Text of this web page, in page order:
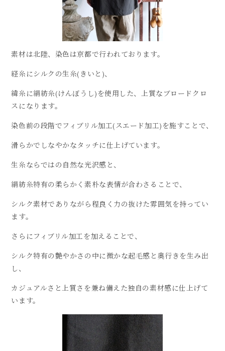
素材は北陸、染色は京都で行われております。
経糸にシルクの生糸(きいと)、
緯糸に絹紡糸(けんぼうし)を使用した、上質なブロードクロ
スになります。
染色前の段階でフィブリル加工(スエード加工)を施すことで、
滑らかでしなやかなタッチに仕上げています。
生糸ならではの自然な光沢感と、
絹紡糸特有の柔らかく素朴な表情が合わさることで、
シルク素材でありながら程良く力の抜けた雰囲気を持ってい
ます。
さらにフィブリル加工を加えることで、
シルク特有の艶やかさの中に微かな起毛感と奥行きを生み出
し、
カジュアルさと上質さを兼ね備えた独自の素材感に仕上げて
います。